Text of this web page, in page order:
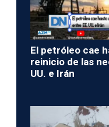
El petróleo cae
reinicio de las
UU. e Irán